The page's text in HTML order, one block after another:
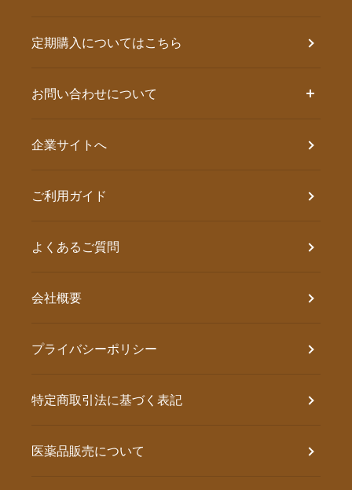
定期購入についてはこちら
お問い合わせについて
企業サイトへ
ご利用ガイド
よくあるご質問
会社概要
プライバシーポリシー
特定商取引法に基づく表記
医薬品販売について